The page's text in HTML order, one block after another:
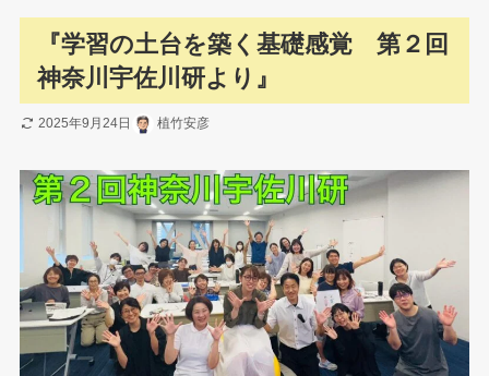
『学習の土台を築く基礎感覚 第２回
神奈川宇佐川研より』
2025年9月24日 植竹安彦